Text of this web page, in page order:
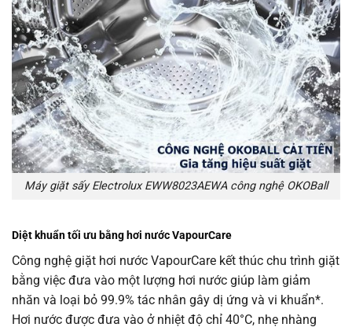
Máy giặt sấy Electrolux EWW8023AEWA công nghệ OKOBall
Diệt khuẩn tối ưu bằng hơi nước VapourCare
Công nghệ giặt hơi nước VapourCare kết thúc chu trình giặt
bằng việc đưa vào một lượng hơi nước giúp làm giảm
nhăn và loại bỏ 99.9% tác nhân gây dị ứng và vi khuẩn*.
Hơi nước được đưa vào ở nhiệt độ chỉ 40°C, nhẹ nhàng